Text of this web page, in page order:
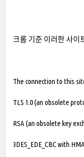
크롬 기준 이러한 사이
The connection to this
TLS 1.0 (an obsolete
RSA (an obsolete key
3DES_EDE_CBC with